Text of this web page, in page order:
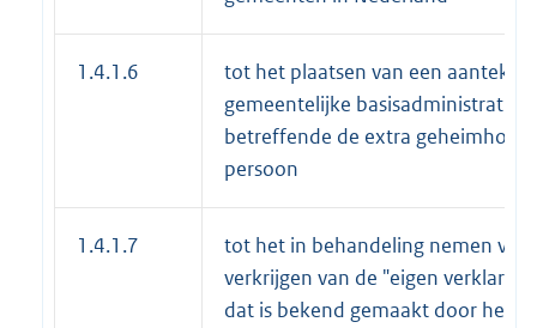
1.4.1.6
tot het plaatsen van een
gemeentelijke basisadministratie
betreffende de extra
persoon
1.4.1.7
tot het in behandeling nemen van
verkrijgen van de "eigen
dat is bekend gemaakt door het